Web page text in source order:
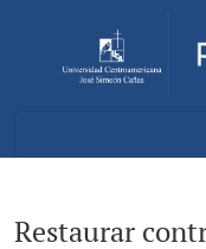
Restaurar